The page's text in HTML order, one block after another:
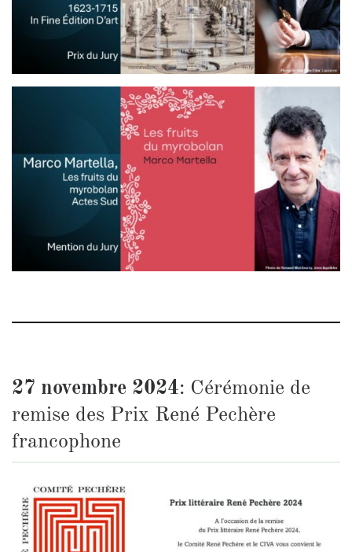
27 novembre 2024: Cérémonie de
remise des Prix René Pechère
francophone